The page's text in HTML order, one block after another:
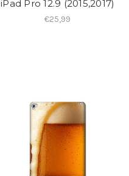
iPad Pro 12.9 (2015,2017)
€25,99